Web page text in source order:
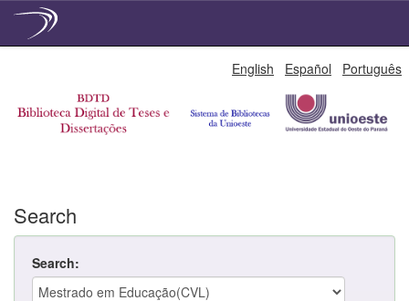
English Español Português
Search
Search: